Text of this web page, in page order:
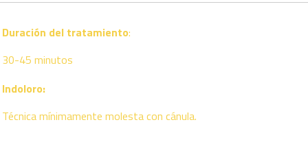
Duración del tratamiento:
30-45 minutos
Indoloro:
Técnica mínimamente molesta con cánula.